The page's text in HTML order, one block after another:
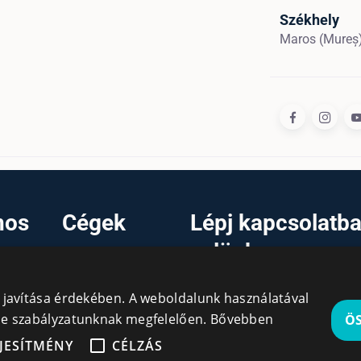
Székhely
Maros
Cégek
Cégek
Lépj kapcsolatba
velünk
+40 740 856 970
érdekében. A weboldalunk használatával
szabályzatunknak megfelelően. Bővebben
CÉLZÁS